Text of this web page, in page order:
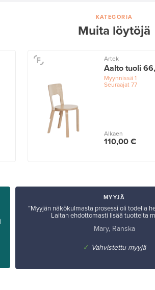
KATEGORIA
Muita löytöjä
Artek
Aalto tuoli
Myynnissä1
Seuraajat77
Alkaen
110,00 €
MYYJÄ
”Myyjän näkökulmasta prosessi oli todella
Laitan ehdottomasti lisää tuotteita
Mary, Ranska
✓ Vahvistettu myyjä